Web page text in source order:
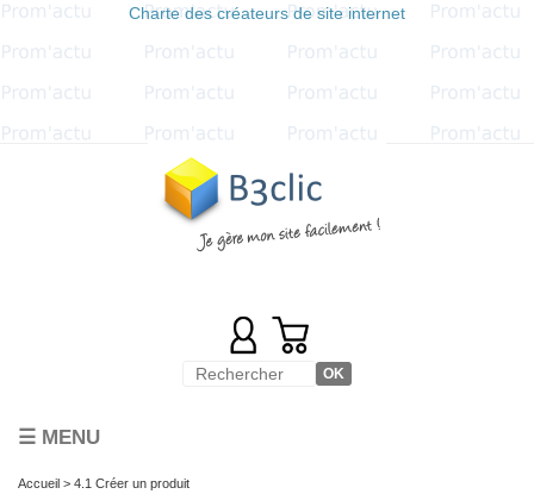
Charte des créateurs de site internet
☰ MENU
Accueil > 4.1 Créer un produit